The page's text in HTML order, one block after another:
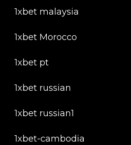
1xbet malaysia
1xbet Morocco
1xbet pt
1xbet russian
1xbet russian1
1xbet-cambodia